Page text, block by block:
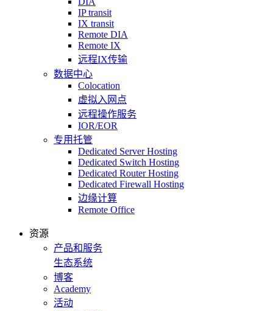
IP transit
IX transit
Remote DIA
Remote IX
远程IX传输
数据中心
Colocation
虚拟入网点
远程操作服务
IOR/EOR
专用托管
Dedicated Server Hosting
Dedicated Switch Hosting
Dedicated Router Hosting
Dedicated Firewall Hosting
边缘计算
Remote Office
资源
产品和服务
生态系统
博客
Academy
活动